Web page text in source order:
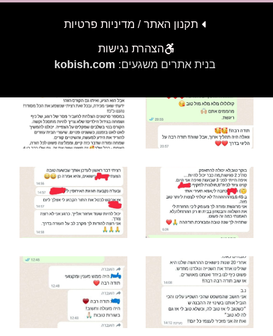
תקנון האתר / מדיניות פרטיות
הצהרת נגישות
בנית אתרים משגעים: